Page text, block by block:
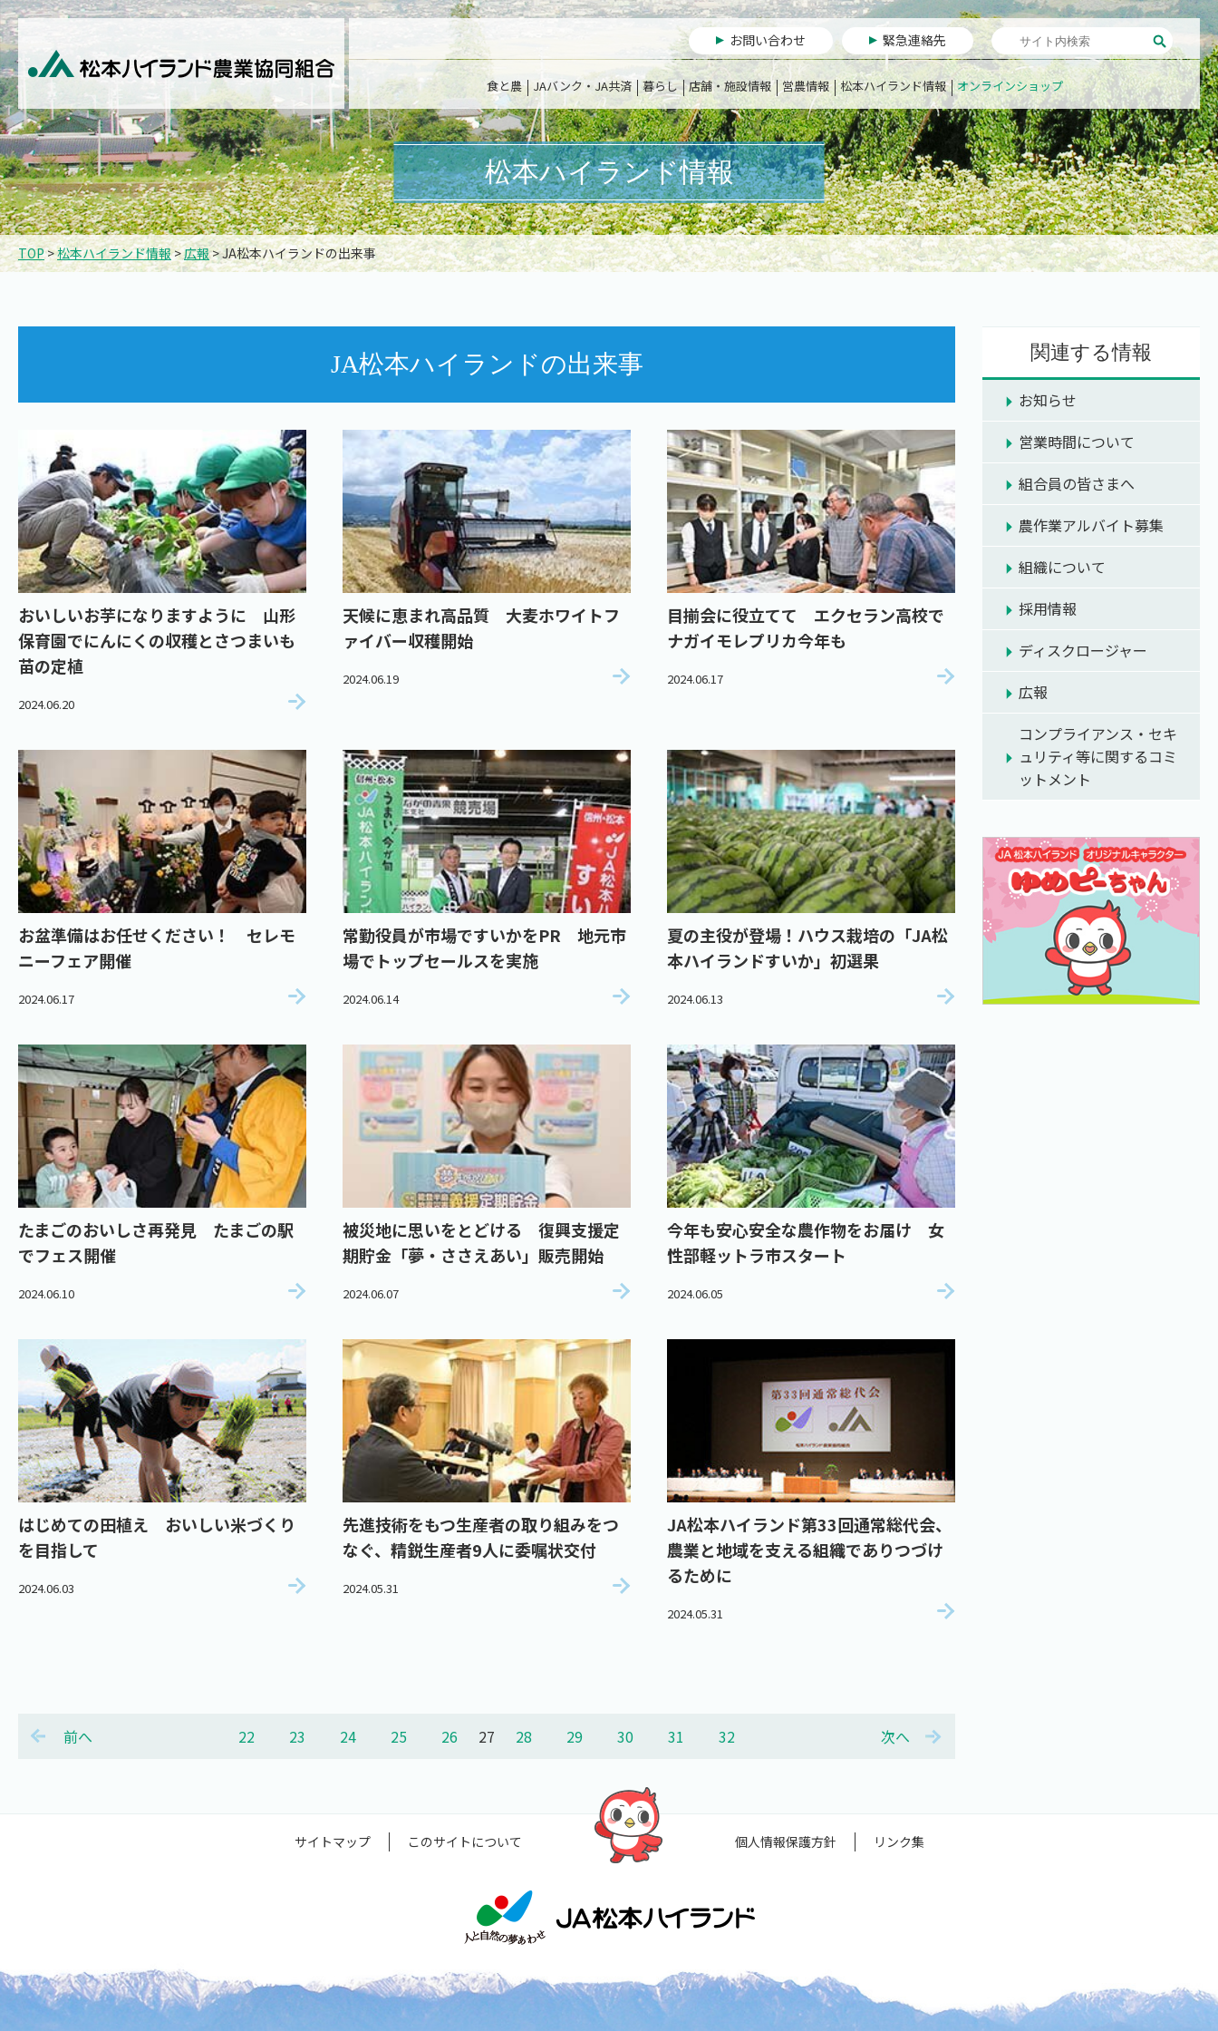
お問い合わせ 緊急連絡先
食と農 JAバンク・JA共済 暮らし 店舗・施設情報 営農情報 松本ハイランド情報 オンラインショップ
松本ハイランド情報
TOP>松本ハイランド情報>広報> JA松本ハイランドの出来事
JA松本ハイランドの出来事
おいしいお芋になりますように 山形
保育園でにんにくの収穫とさつまいも
苗の定植
2024.06.20
天候に恵まれ高品質 大麦ホワイトフ
ァイバー収穫開始
2024.06.19
目揃会に役立てて エクセラン高校で
ナガイモレプリカ今年も
2024.06.17
お盆準備はお任せください！ セレモ
ニーフェア開催
2024.06.17
常勤役員が市場ですいかをPR 地元市
場でトップセールスを実施
2024.06.14
夏の主役が登場！ハウス栽培の「JA松
本ハイランドすいか」初選果
2024.06.13
たまごのおいしさ再発見 たまごの駅
でフェス開催
2024.06.10
被災地に思いをとどける 復興支援定
期貯金「夢・ささえあい」販売開始
2024.06.07
今年も安心安全な農作物をお届け 女
性部軽ットラ市スタート
2024.06.05
はじめての田植え おいしい米づくり
を目指して
2024.06.03
先進技術をもつ生産者の取り組みをつ
なぐ、精鋭生産者9人に委嘱状交付
2024.05.31
JA松本ハイランド第33回通常総代会、
農業と地域を支える組織でありつづけ
るために
2024.05.31
前へ 22 23 24 25 26 27 28 29 30 31 32 次へ
関連する情報
お知らせ
営業時間について
組合員の皆さまへ
農作業アルバイト募集
組織について
採用情報
ディスクロージャー
広報
コンプライアンス・セキ
ュリティ等に関するコミ
ットメント
サイトマップ このサイトについて 個人情報保護方針 リンク集